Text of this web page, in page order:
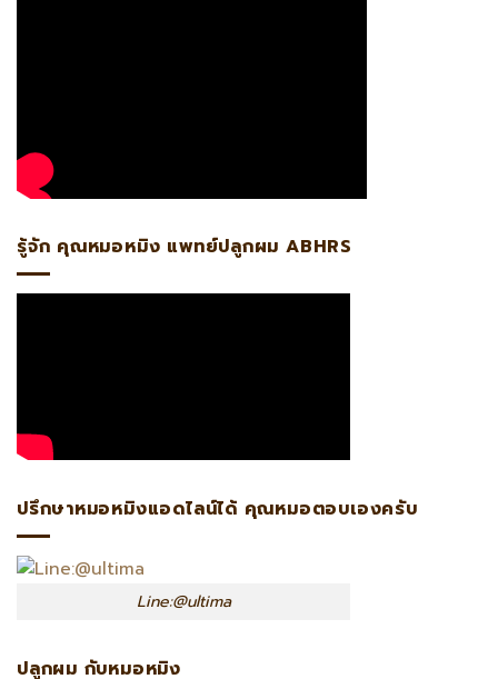
รู้จัก คุณหมอหมิง แพทย์ปลูกผม ABHRS
ปรึกษาหมอหมิงแอดไลน์ได้ คุณหมอตอบเองครับ
Line:@ultima
ปลูกผม กับหมอหมิง